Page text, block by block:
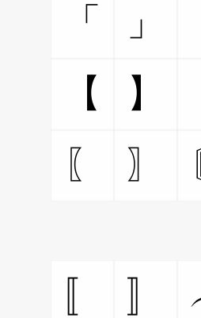
「
」
【
】
〖
〗